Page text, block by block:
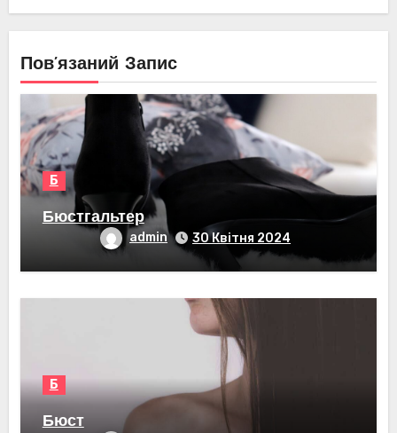
Пов’язаний Запис
Б
Бюстгальтер
admin 30 Квітня 2024
Б
Бюст